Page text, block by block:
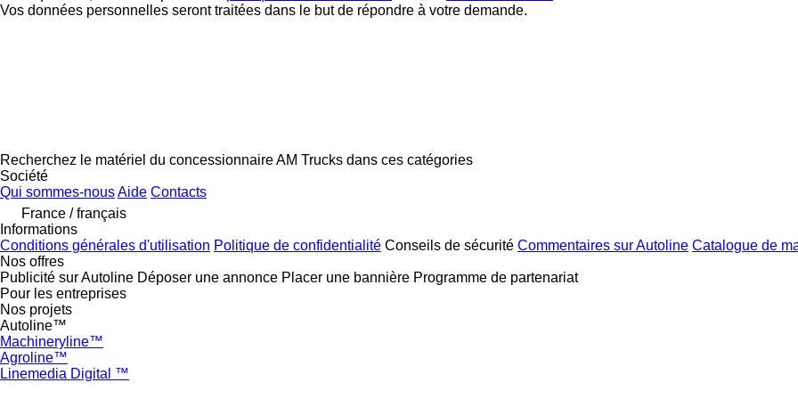
Vos données personnelles seront traitées dans le but de répondre à votre demande.
Recherchez le matériel du concessionnaire AM Trucks dans ces catégories
Société
Qui sommes-nousAide Contacts
France / français
Informations
Conditions générales d'utilisation Politique de confidentialité Conseils de sécurité Commentaires sur Autoline Catalogue de
Nos offres
Publicité sur Autoline Déposer une annonce Placer une bannière Programme de partenariat
Pour les entreprises
Nos projets
Autoline™
Machineryline™
Agroline™
Linemedia Digital ™